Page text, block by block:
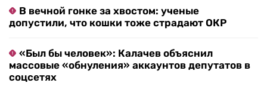
В вечной гонке за хвостом: ученые
допустили, что кошки тоже страдают ОКР
«Был бы человек»: Калачев объяснил
массовые «обнуления» аккаунтов депутатов в
соцсетях